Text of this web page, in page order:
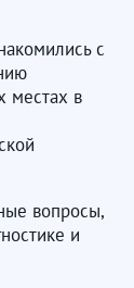
с
местах в
вопросы,
и